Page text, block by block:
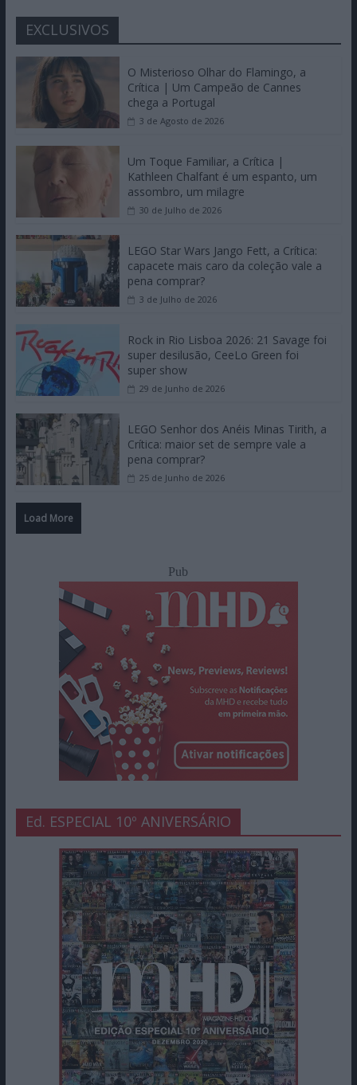
EXCLUSIVOS
O Misterioso Olhar do Flamingo, a
Crítica | Um Campeão de Cannes
chega a Portugal
3 de Agosto de 2026
Um Toque Familiar, a Crítica |
Kathleen Chalfant é um espanto, um
assombro, um milagre
30 de Julho de 2026
LEGO Star Wars Jango Fett, a Crítica:
capacete mais caro da coleção vale a
pena comprar?
3 de Julho de 2026
Rock in Rio Lisboa 2026: 21 Savage foi
super desilusão, CeeLo Green foi
super show
29 de Junho de 2026
LEGO Senhor dos Anéis Minas Tirith, a
Crítica: maior set de sempre vale a
pena comprar?
25 de Junho de 2026
Load More
Pub
Ed. ESPECIAL 10º ANIVERSÁRIO